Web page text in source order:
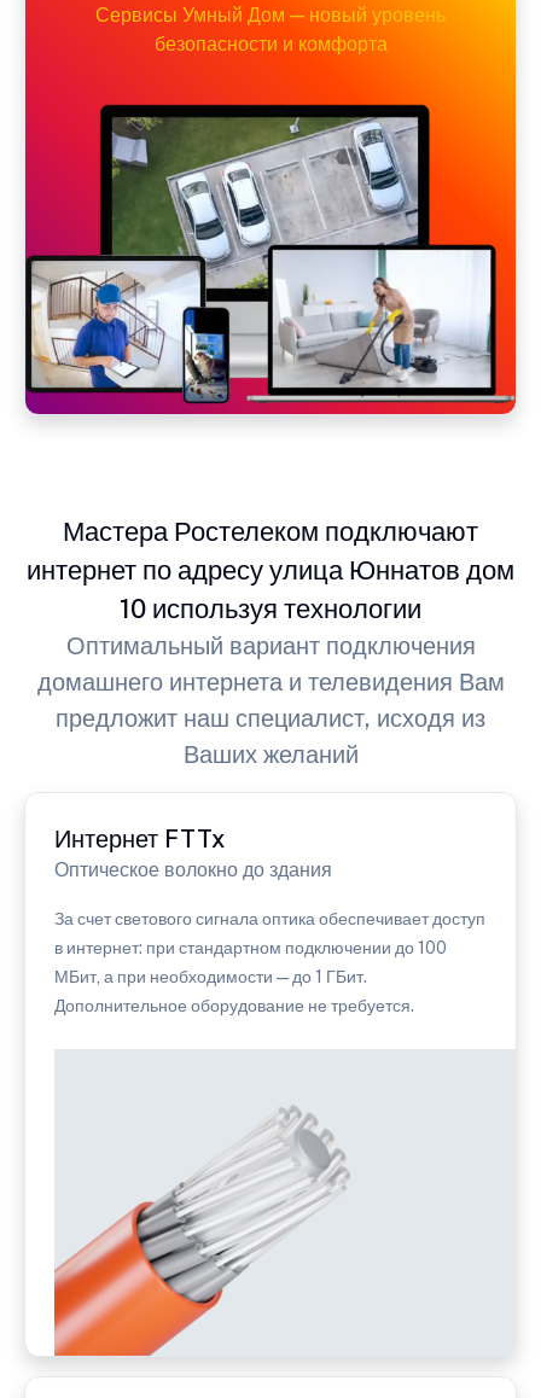
Сервисы Умный Дом — новый уровень
безопасности и комфорта
Мастера Ростелеком подключают
интернет по адресу улица Юннатов дом
10 используя технологии
Оптимальный вариант подключения
домашнего интернета и телевидения Вам
предложит наш специалист, исходя из
Ваших желаний
Интернет FTTx
Оптическое волокно до здания
За счет светового сигнала оптика обеспечивает доступ
в интернет: при стандартном подключении до 100
МБит, а при необходимости — до 1 ГБит.
Дополнительное оборудование не требуется.